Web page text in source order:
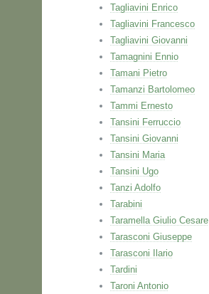
Tagliavini Enrico
Tagliavini Francesco
Tagliavini Giovanni
Tamagnini Ennio
Tamani Pietro
Tamanzi Bartolomeo
Tammi Ernesto
Tansini Ferruccio
Tansini Giovanni
Tansini Maria
Tansini Ugo
Tanzi Adolfo
Tarabini
Taramella Giulio Cesare
Tarasconi Giuseppe
Tarasconi Ilario
Tardini
Taroni Antonio